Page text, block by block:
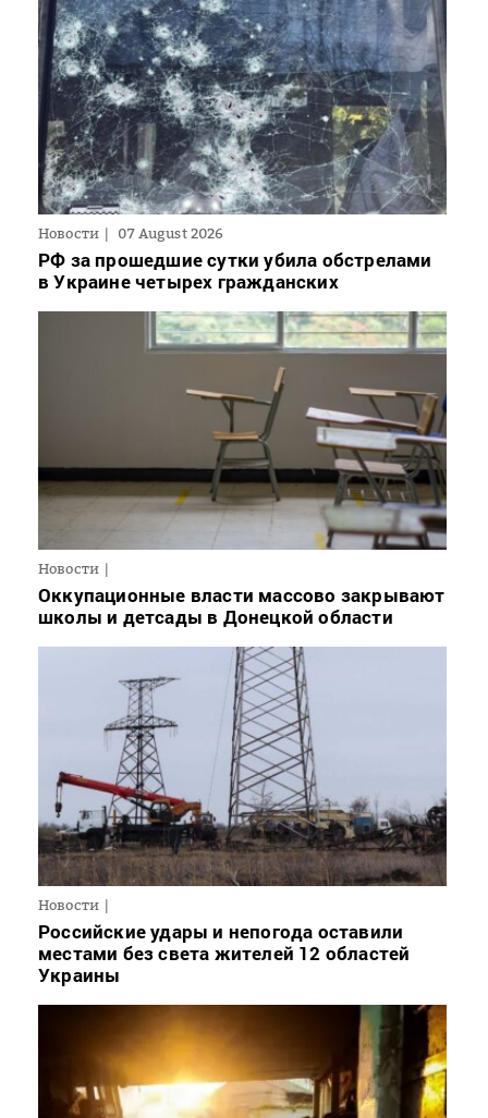
Новости 07 August 2026
РФ за прошедшие сутки убила обстрелами
в Украине четырех гражданских
Новости
Оккупационные власти массово закрывают
школы и детсады в Донецкой области
Новости
Российские удары и непогода оставили
местами без света жителей 12 областей
Украины